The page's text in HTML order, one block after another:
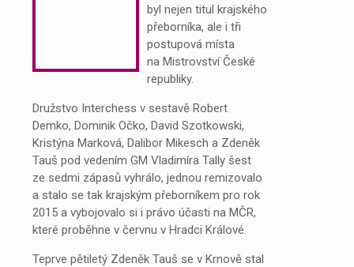
byl nejen titul krajského
přeborníka, ale i tři
postupová místa
na Mistrovství České
republiky.
Družstvo Interchess v sestavě Robert
Demko, Dominik Očko, David Szotkowski,
Kristýna Marková, Dalibor Mikesch a Zdeněk
Tauš pod vedením GM Vladimíra Tally šest
ze sedmi zápasů vyhrálo, jednou remizovalo
a stalo se tak krajským přeborníkem pro rok
2015 a vybojovalo si i právo účasti na MČR,
které proběhne v červnu v Hradci Králové.
Teprve pětiletý Zdeněk Tauš se v Krnově stal